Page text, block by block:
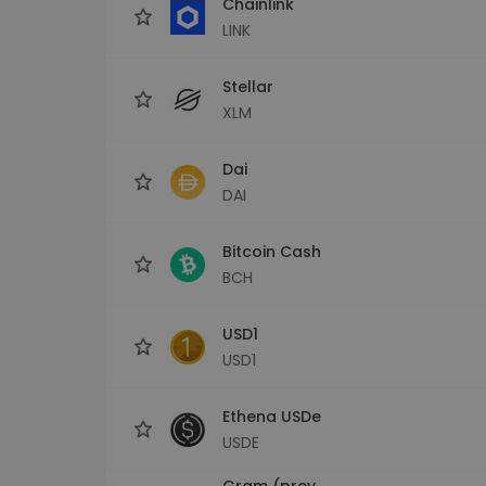
LINK
Stellar
XLM
Dai
DAI
Bitcoin Cash
BCH
USD1
USD1
Ethena USDe
USDE